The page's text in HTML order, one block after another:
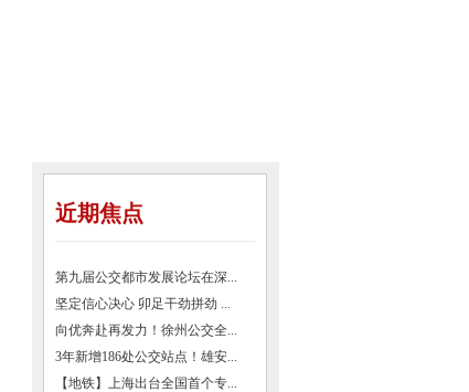
近期焦点
第九届公交都市发展论坛在深...
坚定信心决心 卯足干劲拼劲 ...
向优奔赴再发力！徐州公交全...
3年新增186处公交站点！雄安...
【地铁】上海出台全国首个专...